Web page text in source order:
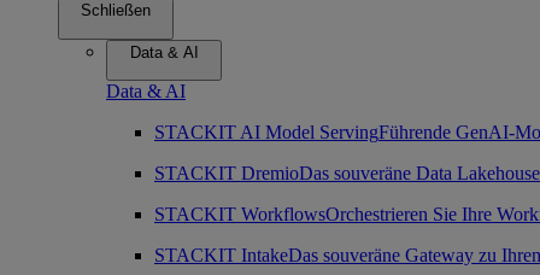
Schließen
Data & AI
Data & AI
STACKIT AI Model ServingFührende GenAI-
STACKIT DremioDas souveräne Data Lakehouse
STACKIT WorkflowsOrchestrieren Sie Ihre
STACKIT IntakeDas souveräne Gateway zu